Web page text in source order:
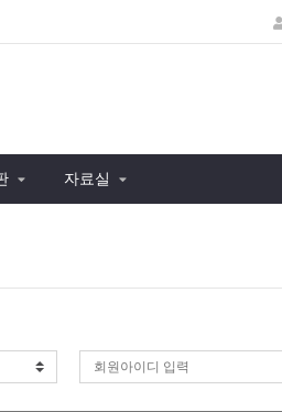
자료실